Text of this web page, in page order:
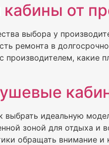
от
выбора у
ремонта в
производителем,
идеальную
зоной для отдыха и
обращать внимание и